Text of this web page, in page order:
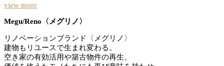
view more
Megu/Reno〈メグリノ〉
リノベーションブランド〈メグリノ〉
建物もリユースで生まれ変わる。
空き家の有効活用や築古物件の再生、